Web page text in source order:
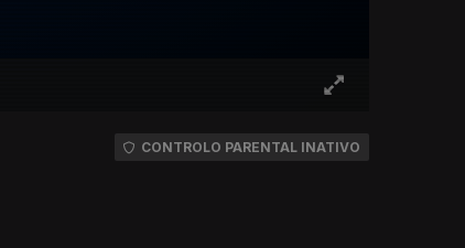
CONTROLO PARENTAL INATIVO